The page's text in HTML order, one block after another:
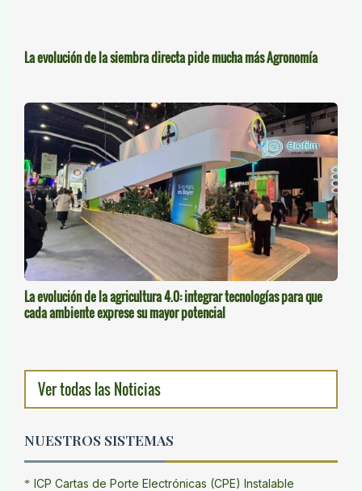
La evolución de la siembra directa pide mucha más Agronomía
La evolución de la agricultura 4.0: integrar tecnologías para que
cada ambiente exprese su mayor potencial
Ver todas las Noticias
NUESTROS SISTEMAS
ICP Cartas de Porte Electrónicas (CPE) Instalable